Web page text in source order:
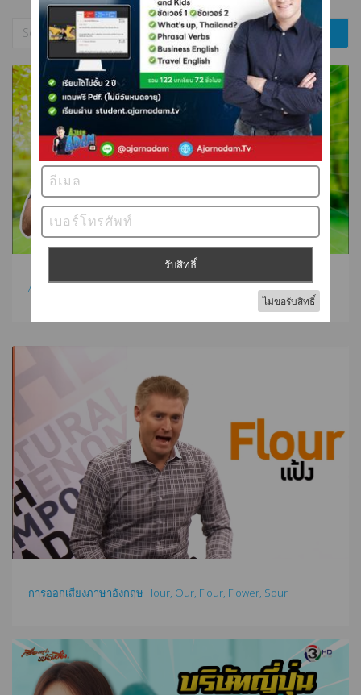
Around ไม่ใช่อะลาว ! ต้องออกเสียงแบบนี้ !
การออกเสียงภาษาอังกฤษ Hour, Our, Flour, Flower, Sour